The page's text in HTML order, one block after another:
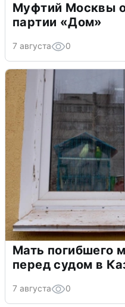
Муфтий Москвы
партии «Дом»
7 августа 0
Мать погибшего
перед судом в
7 августа 0